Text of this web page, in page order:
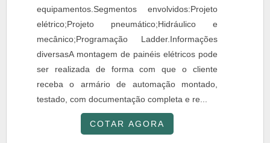
equipamentos.Segmentos envolvidos:Projeto
elétrico;Projeto pneumático;Hidráulico e
mecânico;Programação Ladder.Informações
diversasA montagem de painéis elétricos pode
ser realizada de forma com que o cliente
receba o armário de automação montado,
testado, com documentação completa e re...
COTAR AGORA